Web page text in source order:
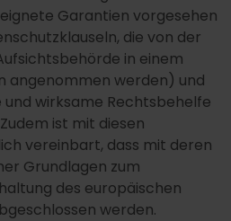
Garantien vorgesehen
die von der
in einem
angenommen werden) und
wirksame Rechtsbehelfe
ist mit diesen
vereinbart, dass mit deren
Grundlagen zum
des europäischen
werden.